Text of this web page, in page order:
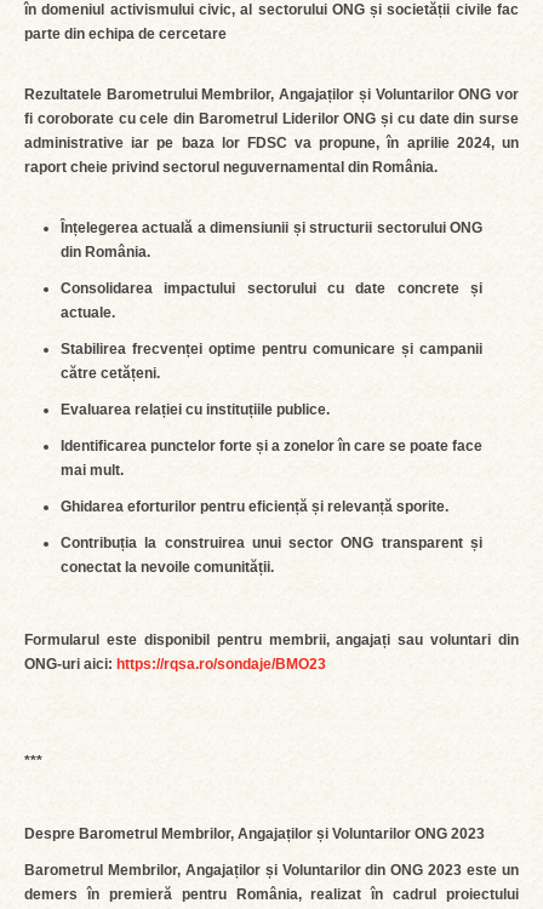
în domeniul activismului civic, al sectorului ONG și societății civile fac
parte din echipa de cercetare
Rezultatele Barometrului Membrilor, Angajaților și Voluntarilor ONG vor
fi coroborate cu cele din Barometrul Liderilor ONG și cu date din surse
administrative iar pe baza lor FDSC va propune, în aprilie 2024, un
raport cheie privind sectorul neguvernamental din România.
Înțelegerea actuală a dimensiunii și structurii sectorului ONG
din România.
Consolidarea impactului sectorului cu date concrete și
actuale.
Stabilirea frecvenței optime pentru comunicare și campanii
către cetățeni.
Evaluarea relației cu instituțiile publice.
Identificarea punctelor forte și a zonelor în care se poate face
mai mult.
Ghidarea eforturilor pentru eficiență și relevanță sporite.
Contribuția la construirea unui sector ONG transparent și
conectat la nevoile comunității.
Formularul este disponibil pentru membrii, angajați sau voluntari din
ONG-uri aici: https://rqsa.ro/sondaje/BMO23
***
Despre Barometrul Membrilor, Angajaților și Voluntarilor ONG 2023
Barometrul Membrilor, Angajaților și Voluntarilor din ONG 2023 este un
demers în premieră pentru România, realizat în cadrul proiectului